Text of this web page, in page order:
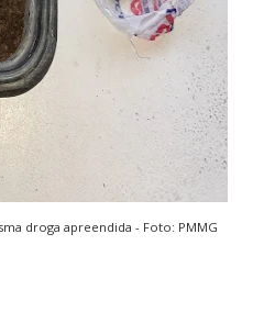
droga apreendida - Foto: PMMG